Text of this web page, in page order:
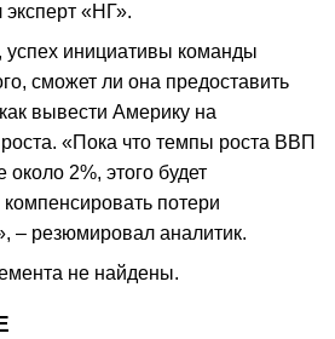
эксперт «НГ».
успех инициативы команды
сможет ли она предоставить
вывести Америку на
«Пока что темпы роста ВВП
около 2%, этого будет
потери
– резюмировал аналитик.
не найдены.